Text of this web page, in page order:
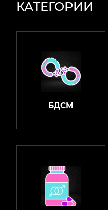
КАТЕГОРИИ
БДСМ